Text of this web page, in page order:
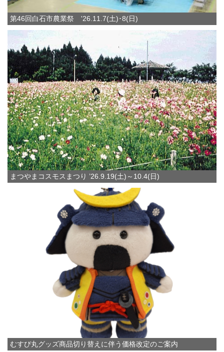
第46回白石市農業祭 '26.11.7(土)･8(日)
まつやまコスモスまつり ’26.9.19(土)～10.4(日)
むすび丸グッズ商品切り替えに伴う価格改定のご案内